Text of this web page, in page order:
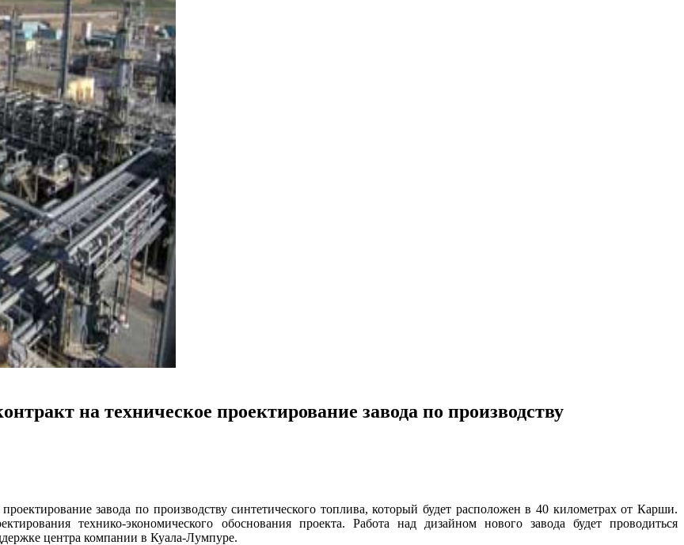
на техническое проектирование завода по производству
завода по производству синтетического топлива, который будет расположен в 40 километрах от Карши.
технико-экономического обоснования проекта. Работа над дизайном нового завода будет проводиться
центра компании в Куала-Лумпуре.